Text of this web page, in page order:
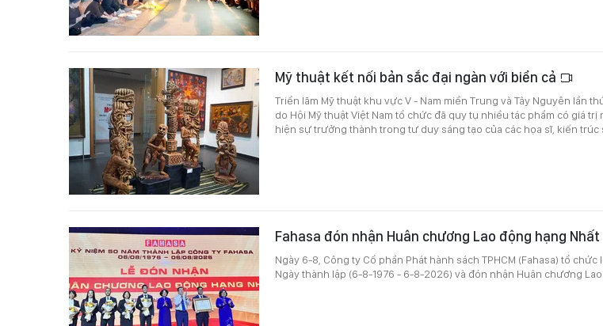
Mỹ thuật kết nối bản sắc đại ngàn với biển cả
Triển lãm Mỹ thuật khu vực V - Nam miền Trung và Tây Nguyên lần
do Hội Mỹ thuật Việt Nam tổ chức đã quy tụ nhiều tác phẩm có giá trị
hiện sự trưởng thành trong tư duy sáng tạo của các họa sĩ, kiến trúc
Fahasa đón nhận Huân chương Lao động hạng Nhất
Ngày 6-8, Công ty Cổ phần Phát hành sách TPHCM (Fahasa) tổ chức
Ngày thành lập (6-8-1976 - 6-8-2026) và đón nhận Huân chương